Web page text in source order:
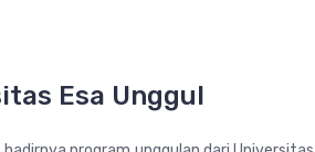
Esa Unggul